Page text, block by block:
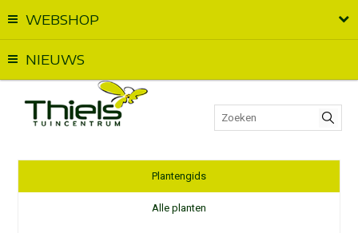
WEBSHOP
NIEUWS
Plantengids
Alle planten